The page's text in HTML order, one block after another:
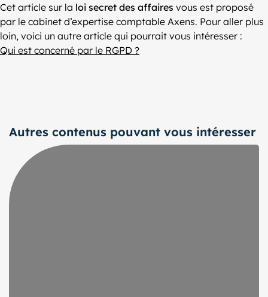
Cet article sur la loi secret des affaires vous est proposé
par le cabinet d’expertise comptable Axens. Pour aller plus
loin, voici un autre article qui pourrait vous intéresser :
Qui est concerné par le RGPD ?
Autres contenus pouvant vous intéresser